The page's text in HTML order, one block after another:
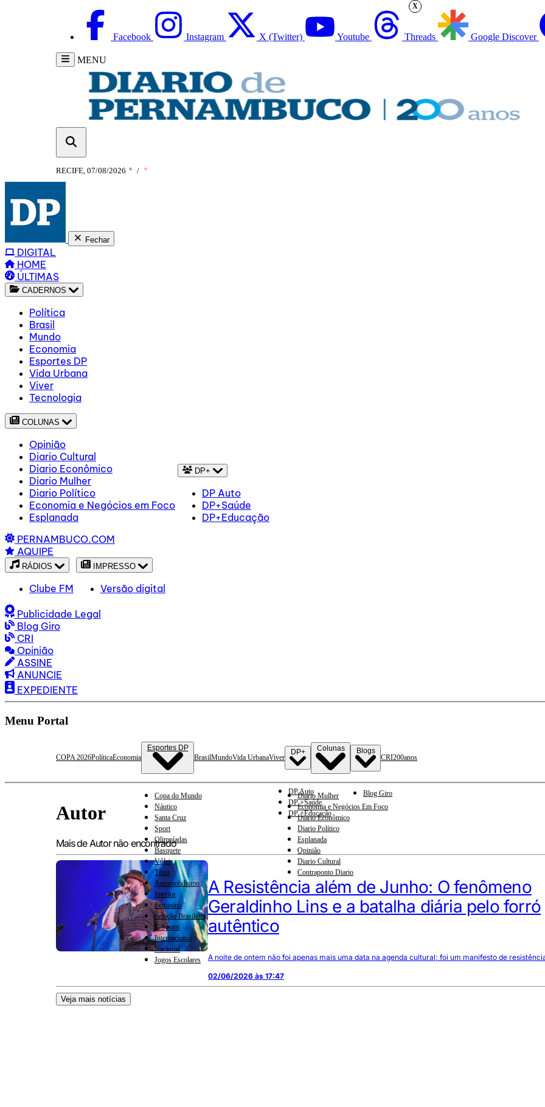
Facebook Instagram X (Twitter) Youtube Threads Google Discover
MENU
RECIFE, 07/08/2026 ° / °
Fechar
DIGITAL
HOME
ÚLTIMAS
CADERNOS
Política
Brasil
Mundo
Economia
Esportes DP
Vida Urbana
Viver
Tecnologia
COLUNAS
Opinião
Diario Cultural
Diario Econômico
Diario Mulher
Diario Político
Economia e Negócios em Foco
Esplanada
DP+
DP Auto
DP+Saúde
DP+Educação
PERNAMBUCO.COM
AQUIPE
RÁDIOS
Clube FM
IMPRESSO
Versão digital
Publicidade Legal
Blog Giro
CRI
Opinião
ASSINE
ANUNCIE
EXPEDIENTE
Menu Portal
COPA 2026PolíticaEconomia
Esportes DP
Copa do Mundo
Náutico
Santa Cruz
Sport
Olimpíadas
Basquete
Vôlei
Tênis
Automobilismo
Interior
Feminino
Seleção Brasileira
E-Sports
Internacional
Nacional
Jogos Escolares
BrasilMundoVida UrbanaViver
DP+
DP Auto
DP +Saúde
DP +Educação
Colunas
Diario Mulher
Economia e Negócios Em Foco
Diario Econômico
Diario Político
Esplanada
Opinião
Diario Cultural
Contraponto Diario
Blogs
Blog Giro
CRI200anos
Autor
Mais de Autor não encontrado
A Resistência além de Junho: O fenômeno
Geraldinho Lins e a batalha diária pelo forró
autêntico
A noite de ontem não foi apenas mais uma data na agenda cultural; foi um manifesto de
02/06/2026 às 17:47
Veja mais notícias
X